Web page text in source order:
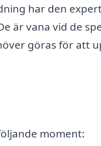
har den
är vana vid de
göras för att
moment: